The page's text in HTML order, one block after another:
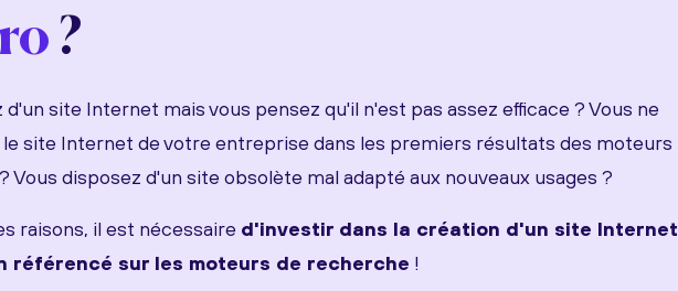
?
d'un site Internet mais vous pensez qu'il n'est pas assez efficace ? Vous ne
site Internet de votre entreprise dans les premiers résultats des moteurs
Vous disposez d'un site obsolète mal adapté aux nouveaux usages ?
raisons, il est nécessaire d'investir dans la création d'un site Internet
référencé sur les moteurs de recherche !